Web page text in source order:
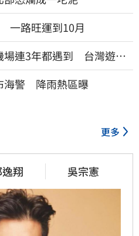
一路旺運到10月
場連3年都遇到 台灣遊
海警 降雨熱區曝
更多
翔 吳宗憲